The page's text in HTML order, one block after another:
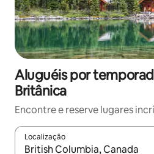
Aluguéis por
Britânica
Encontre e reserve lugares
Localização
Quando os resultados